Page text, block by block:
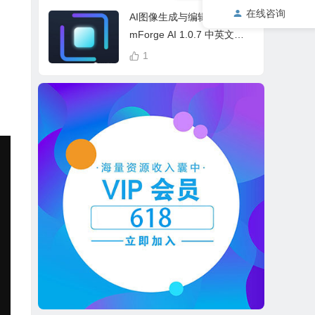
AI图像生成与编辑软件 Drea
mForge AI 1.0.7 中英文多
语言 Win 本地离线运行
1
在线咨询